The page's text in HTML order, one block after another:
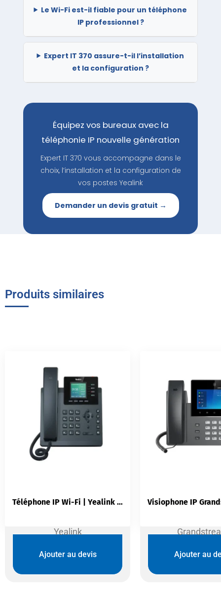
Le Wi-Fi est-il fiable pour un téléphone
IP professionnel ?
Expert IT 370 assure-t-il l’installation
et la configuration ?
Équipez vos bureaux avec la
téléphonie IP nouvelle génération
Expert IT 370 vous accompagne dans le
choix, l’installation et la configuration de
vos postes Yealink
Demander un devis gratuit →
Produits similaires
Yealink
Téléphone IP Wi-Fi | Yealink SIP-T34W 4 Lignes HD
Ajouter au devis Ajouter au